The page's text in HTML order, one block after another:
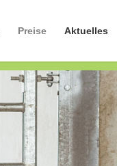
Preise Aktuelles